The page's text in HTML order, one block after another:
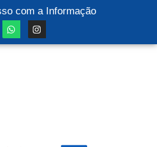
com a Informação